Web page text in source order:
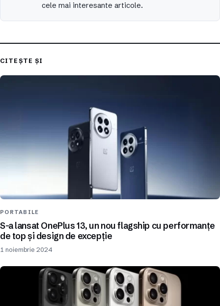
cele mai interesante articole.
CITEȘTE ȘI
PORTABILE
S-a lansat OnePlus 13, un nou flagship cu performanțe
de top și design de excepție
1 noiembrie 2024